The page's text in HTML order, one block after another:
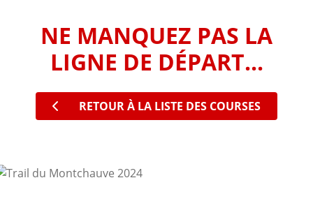
NE MANQUEZ PAS LA
LIGNE DE DÉPART...
RETOUR À LA LISTE DES COURSES